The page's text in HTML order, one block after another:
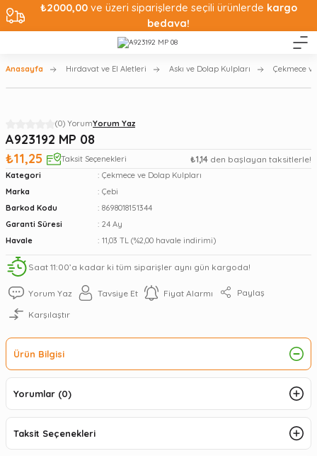
₺2000,00ve üzeri siparişlerde seçili ürünlerde kargo
bedava!
Anasayfa Hırdavat ve El Aletleri Askı ve Dolap Kulpları Çekmece
(0) YorumYorum Yaz
A923192 MP 08
₺11,25
Taksit Seçenekleri ₺1,14 den başlayan taksitlerle!
Kategori
Çekmece ve Dolap Kulpları
Marka
Çebi
Barkod Kodu
8698018151344
Garanti Süresi
24 Ay
Havale
11,03 TL (%2,00 havale indirimi)
Saat 11:00’a kadar ki tüm siparişler aynı gün kargoda!
Yorum Yaz Tavsiye Et Fiyat Alarmı Paylaş
Karşılaştır
Ürün Bilgisi
Yorumlar (0)
Taksit Seçenekleri